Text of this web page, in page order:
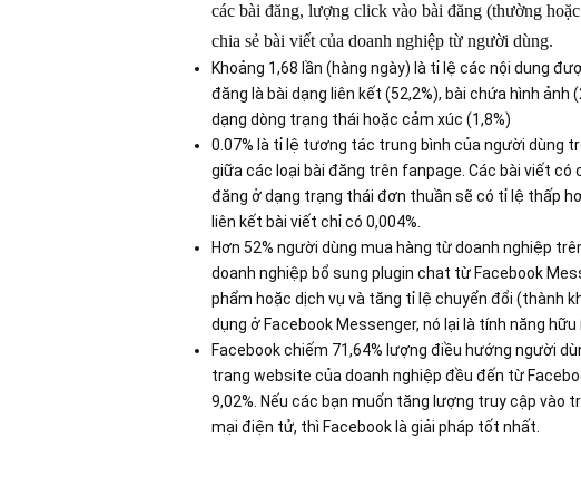
các bài đăng, lượng click vào bài đăng (thường
chia sẻ bài viết của doanh nghiệp từ người dùng.
Khoảng 1,68 lần (hàng ngày) là tỉ lệ các nội dung
đăng là bài dạng liên kết (52,2%), bài chứa hình ảnh
dạng dòng trạng thái hoặc cảm xúc (1,8%)
0.07% là tỉ lệ tương tác trung bình của người dùng
giữa các loại bài đăng trên fanpage. Các bài viết có
đăng ở dạng trạng thái đơn thuần sẽ có tỉ lệ thấp
liên kết bài viết chỉ có 0,004%.
Hơn 52% người dùng mua hàng từ doanh nghiệp
doanh nghiệp bổ sung plugin chat từ Facebook
phẩm hoặc dịch vụ và tăng tỉ lệ chuyển đổi (thành
dụng ở Facebook Messenger, nó lại là tính năng
Facebook chiếm 71,64% lượng điều hướng người
trang website của doanh nghiệp đều đến từ
9,02%. Nếu các bạn muốn tăng lượng truy cập
mại điện tử, thì Facebook là giải pháp tốt nhất.